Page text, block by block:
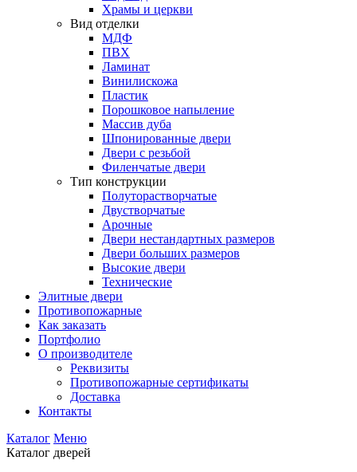
Храмы и церкви
Вид отделки
МДФ
ПВХ
Ламинат
Винилискожа
Пластик
Порошковое напыление
Массив дуба
Шпонированные двери
Двери с резьбой
Филенчатые двери
Тип конструкции
Полуторастворчатые
Двустворчатые
Арочные
Двери нестандартных размеров
Двери больших размеров
Высокие двери
Технические
Элитные двери
Противопожарные
Как заказать
Портфолио
О производителе
Реквизиты
Противопожарные сертификаты
Доставка
Контакты
Каталог Меню
Каталог дверей